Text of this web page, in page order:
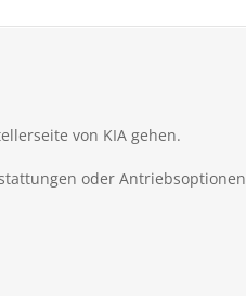
von KIA gehen.
oder Antriebsoptionen